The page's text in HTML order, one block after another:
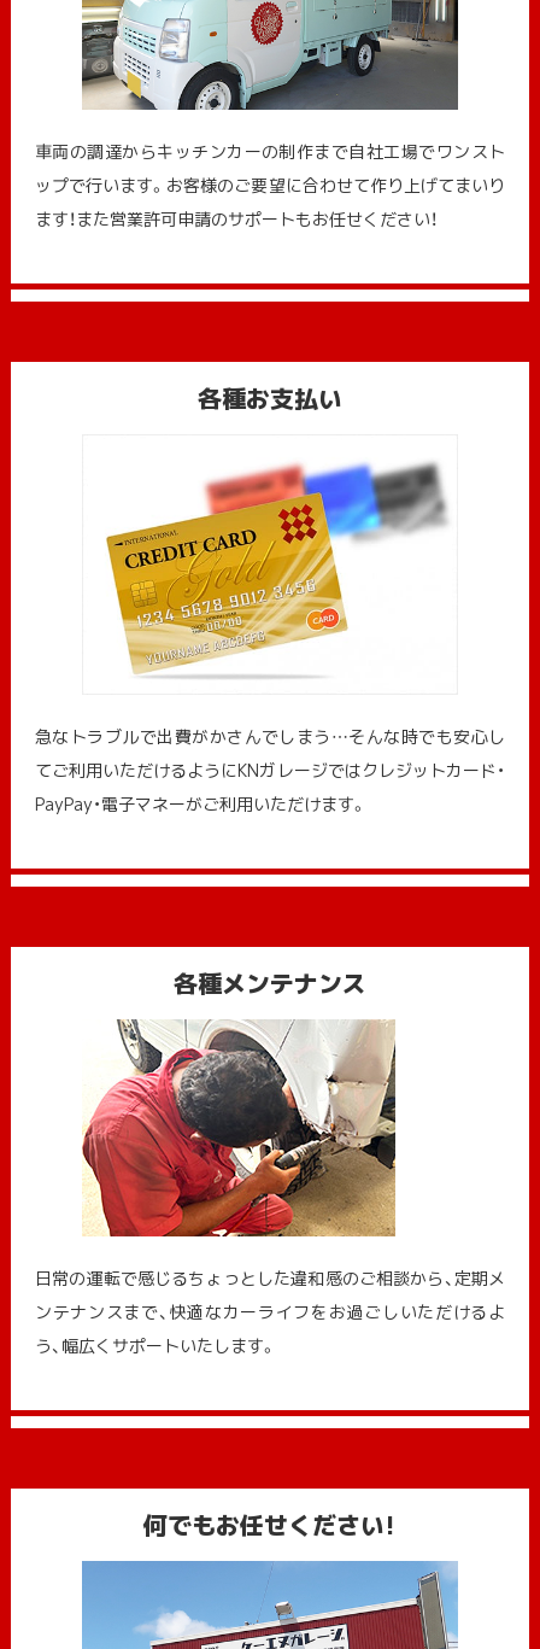
車両の調達からキッチンカーの制作まで自社工場でワンスト
ップで行います。お客様のご要望に合わせて作り上げてまいり
ます！また営業許可申請のサポートもお任せください！
各種お支払い
急なトラブルで出費がかさんでしまう…そんな時でも安心し
てご利用いただけるようにKNガレージではクレジットカード・
PayPay・電子マネーがご利用いただけます。
各種メンテナンス
日常の運転で感じるちょっとした違和感のご相談から、定期メ
ンテナンスまで、快適なカーライフをお過ごしいただけるよ
う、幅広くサポートいたします。
何でもお任せください!